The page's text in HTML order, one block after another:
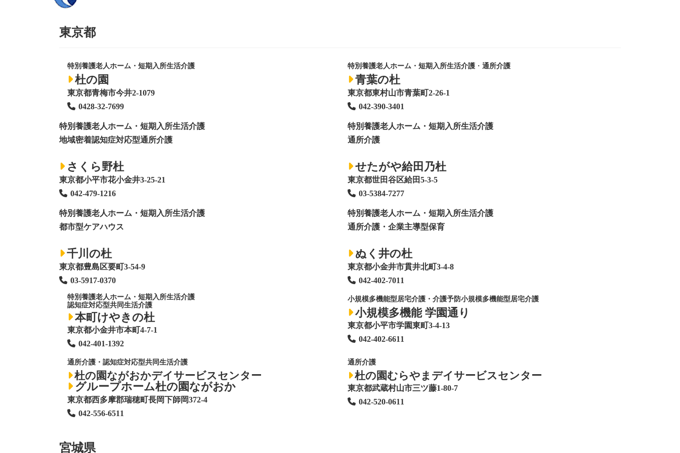
東京都
特別養護老人ホーム・短期入所生活介護
杜の園
東京都青梅市今井2-1079
0428-32-7699
特別養護老人ホーム・短期入所生活介護 ・ 通所介護
青葉の杜
東京都東村山市青葉町2-26-1
042-390-3401
特別養護老人ホーム ・短期入所生活介護
地域密着認知症対応型通所介護
さくら野杜
東京都小平市花小金井3-25-21
042-479-1216
特別養護老人ホーム ・短期入所生活介護
通所介護
せたがや給田乃杜
東京都世田谷区給田5-3-5
03-5384-7277
特別養護老人ホーム ・短期入所生活介護
都市型ケアハウス
千川の杜
東京都豊島区要町3-54-9
03-5917-0370
特別養護老人ホーム ・短期入所生活介護
通所介護・企業主導型保育
ぬく井の杜
東京都小金井市貫井北町3-4-8
042-402-7011
特別養護老人ホーム ・短期入所生活介護
認知症対応型共同生活介護
本町けやきの杜
東京都小金井市本町4-7-1
042-401-1392
小規模多機能型居宅介護・介護予防小規模多機能型居宅介護
小規模多機能 学園通り
東京都小平市学園東町3-4-13
042-402-6611
通所介護・認知症対応型共同生活介護
杜の園ながおかデイサービスセンター
グループホーム杜の園ながおか
東京都西多摩郡瑞穂町長岡下師岡372-4
042-556-6511
通所介護
杜の園むらやまデイサービスセンター
東京都武蔵村山市三ツ藤1-80-7
042-520-0611
宮城県